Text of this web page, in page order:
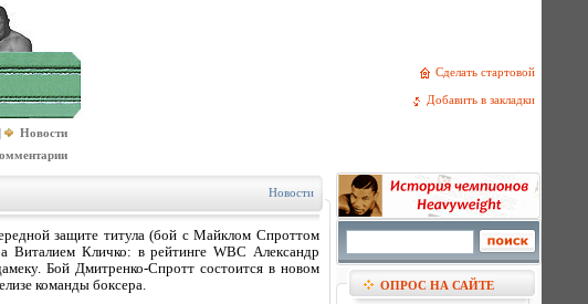
Сделать стартовой
Добавить в закладки
|
Новости
Новости
защите титула (бой с Майклом Спроттом
Виталием Кличко: в рейтинге WBC Александр
Бой Дмитренко-Спротт состоится в новом
команды боксера.
ОПРОС НА САЙТЕ